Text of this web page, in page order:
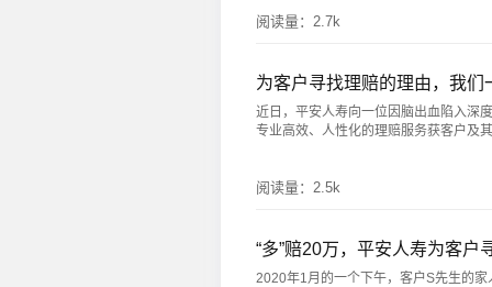
阅读量： 2.7k
为客户寻找理赔的理由，我们
近日，平安人寿向一位因脑出血陷入深
专业高效、人性化的理赔服务获客户及
阅读量： 2.5k
“多”赔20万，平安人寿为客户
2020年1月的一个下午，客户S先生的